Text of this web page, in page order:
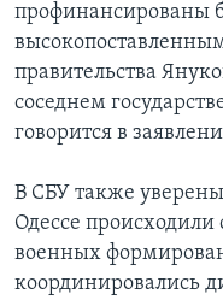
профинансированы
правительства
соседнем
говорится в
В СБУ также
Одессе
военных
координировались